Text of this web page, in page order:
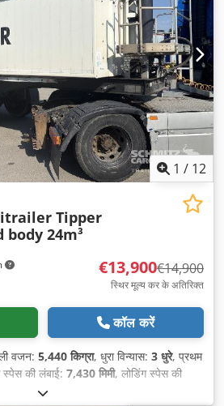
1 / 12
Tipper
24m³
€13,900€14,900
स्थिर मूल्य कर के अतिरिक्त
कॉल करें
वजन: 5,440 किग्रा, धुरा विन्यास: 3 धुरे, प्रथम
स्पेस की लंबाई: 7,430 मिमी, लोडिंग स्पेस की
की ऊँचाई: